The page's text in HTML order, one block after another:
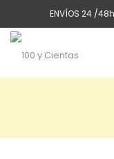
ENVÍOS 24 /48h